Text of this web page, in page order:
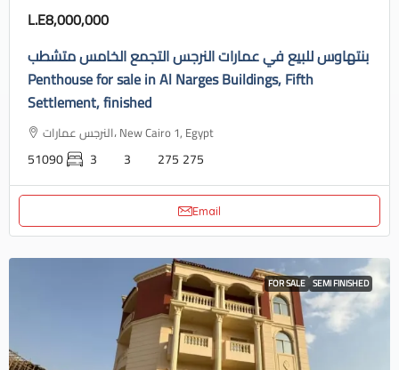
L.E8,000,000
بنتهاوس للبيع في عمارات النرجس التجمع الخامس متشطب
Penthouse for sale in Al Narges Buildings, Fifth
Settlement, finished
النرجس عمارات، New Cairo 1, Egypt
51090 3 3 275 275
Email
FOR SALE SEMI FINISHED